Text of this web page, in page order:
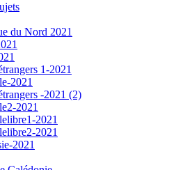
du Nord 2021
1-2021
2021
-2021 (2)
2021
2021
2021
2021